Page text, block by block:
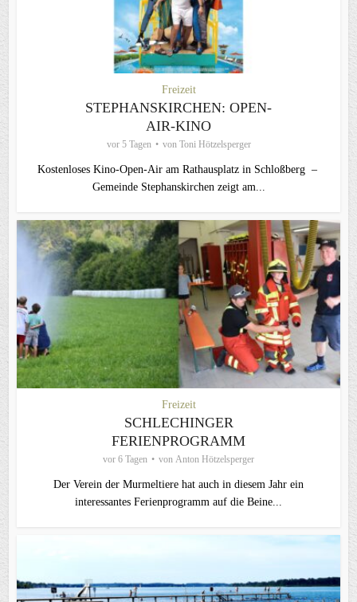
Freizeit
STEPHANSKIRCHEN: OPEN-
AIR-KINO
vor 5 Tagen von Toni Hötzelsperger
Kostenloses Kino-Open-Air am Rathausplatz in Schloßberg –
Gemeinde Stephanskirchen zeigt am...
Freizeit
SCHLECHINGER
FERIENPROGRAMM
vor 6 Tagen von Anton Hötzelsperger
Der Verein der Murmeltiere hat auch in diesem Jahr ein
interessantes Ferienprogramm auf die Beine...